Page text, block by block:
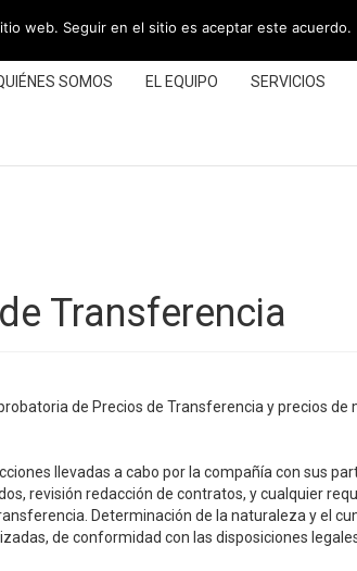
SOMOS EL EQUIPO SERVICIOS
Transferencia
de Precios de Transferencia y precios de
llevadas a cabo por la compañía con sus
revisión redacción de contratos, y cualquier
Determinación de la naturaleza y el
de conformidad con las disposiciones
web. Seguir en el sitio es aceptar este acuerdo.